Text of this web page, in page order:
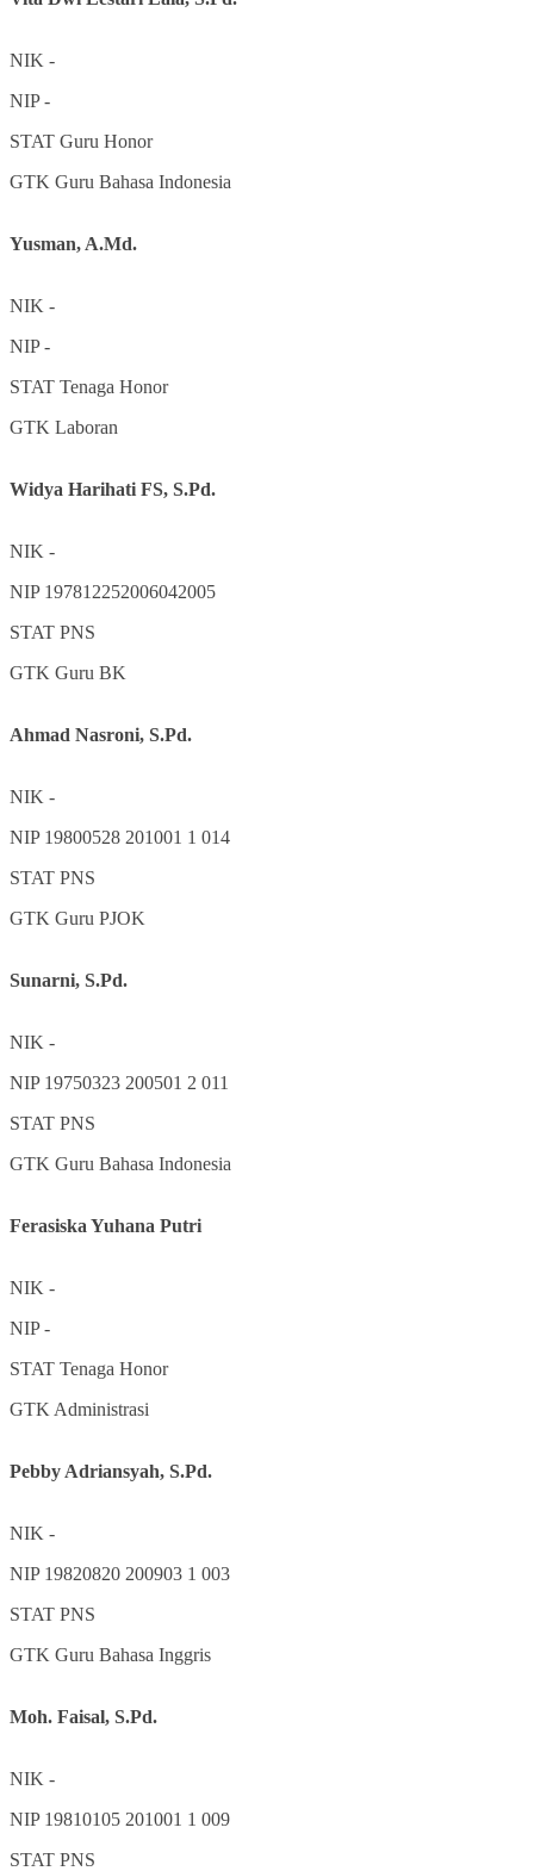
NIK -
NIP-
STAT Guru Honor
GTK Guru Bahasa Indonesia
Yusman, A.Md.
NIK -
NIP-
STAT Tenaga Honor
GTK Laboran
Widya Harihati FS, S.Pd.
NIK -
NIP 197812252006042005
STAT PNS
GTK Guru BK
Ahmad Nasroni, S.Pd.
NIK -
NIP 19800528 201001 1 014
STAT PNS
GTK Guru PJOK
Sunarni, S.Pd.
NIK -
NIP 19750323 200501 2 011
STAT PNS
GTK Guru Bahasa Indonesia
Ferasiska Yuhana Putri
NIK -
NIP-
STAT Tenaga Honor
GTK Administrasi
Pebby Adriansyah, S.Pd.
NIK -
NIP 19820820 200903 1 003
STAT PNS
GTK Guru Bahasa Inggris
Moh. Faisal, S.Pd.
NIK -
NIP 19810105 201001 1 009
STAT PNS